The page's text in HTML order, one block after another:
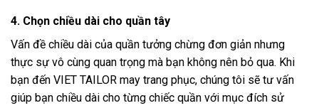
4. Chọn chiều dài cho quần tây
Vấn đề chiều dài của quần tưởng chừng đơn giản nhưng
thực sự vô cùng quan trọng mà bạn không nên bỏ qua. Khi
bạn đến VIET TAILOR may trang phục, chúng tôi sẽ tư vấn
giúp bạn chiều dài cho từng chiếc quần với mục đích sử